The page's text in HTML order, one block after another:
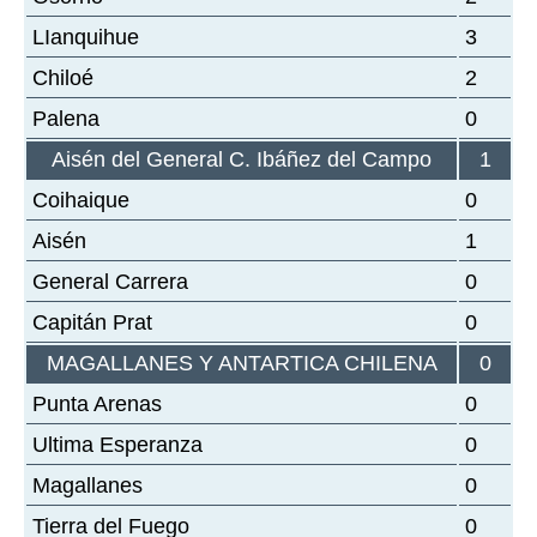
LIanquihue
3
Chiloé
2
Palena
0
Aisén del General C. Ibáñez del Campo
1
Coihaique
0
Aisén
1
General Carrera
0
Capitán Prat
0
MAGALLANES Y ANTARTICA CHILENA
0
Punta Arenas
0
Ultima Esperanza
0
Magallanes
0
Tierra del Fuego
0